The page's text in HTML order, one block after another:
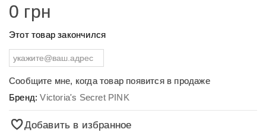
0 грн
Этот товар закончился
Сообщите мне, когда товар появится в продаже
Бренд:Victoria's Secret PINK
Добавить в избранное